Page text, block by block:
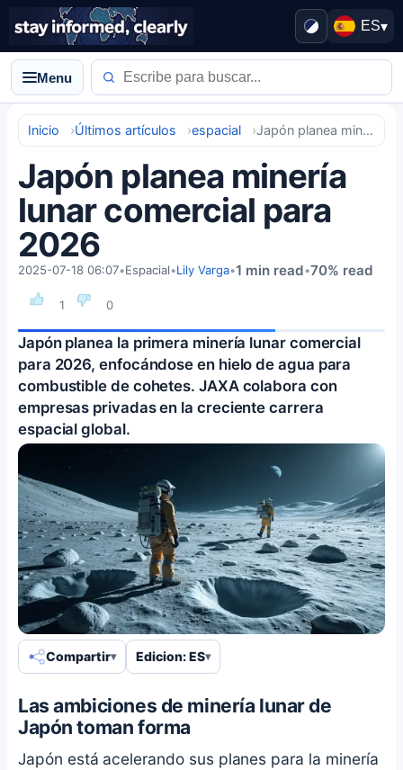
ES▾
Menu
Inicio Últimos artículos espacial Japón planea minería lunar comercial para 2026
Japón planea minería
lunar comercial para
2026
1 0
2025-07-18 06:07•Espacial•Lily Varga•1 min read•70% read
Japón planea la primera minería lunar comercial
para 2026, enfocándose en hielo de agua para
combustible de cohetes. JAXA colabora con
empresas privadas en la creciente carrera
espacial global.
Compartir Edicion: ES
Las ambiciones de minería lunar de
Japón toman forma
Japón está acelerando sus planes para la minería